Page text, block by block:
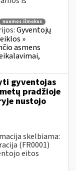
nuomos išmokos
Gyventojų
»
asmens
gyventojas
pradžioje
nustojo
skelbiama:
(FR0001)
eitos